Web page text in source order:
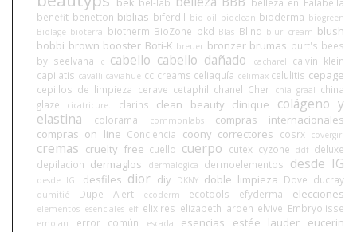
benefit benetton biblias biferdil bio oil bioclean bioderma biogreen
Biolage bioterra biotherm BioZone bkd Blas Blind blur cream blush
bobbi brown booster Boti-K breuer bronzer brumas burt's bees
by seelvana
c cabello cabello dañado cacharel
calvin klein
capilatis cavalli caviahue cc creams celiaquía celimax celulitis cepage
cepillos de limpieza cerave cetaphil chanel Cher chia graal china
glaze
cicatricure. clarins clean beauty clinique
colágeno y
elastina
colorama commonlabs
compras internacionales
compras on line Conciencia coony correctores cosrx covergirl
cremas cruelty free cuello cuerpo cutex cyzone ddf deluxe
depilacion dermaglos dermalogica dermoelementos desde IG
desde IG. desfiles dior diy DKNY doble limpieza Dove ducray
dumitié Dupe Alert ecoderm ecotools efyderma elecciones
elementos esenciales elf elixires elizabeth arden elvive Embryolisse
emolan error común escada esencias estée lauder eucerin